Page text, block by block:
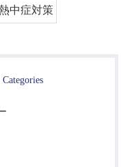
中症対策
Categories